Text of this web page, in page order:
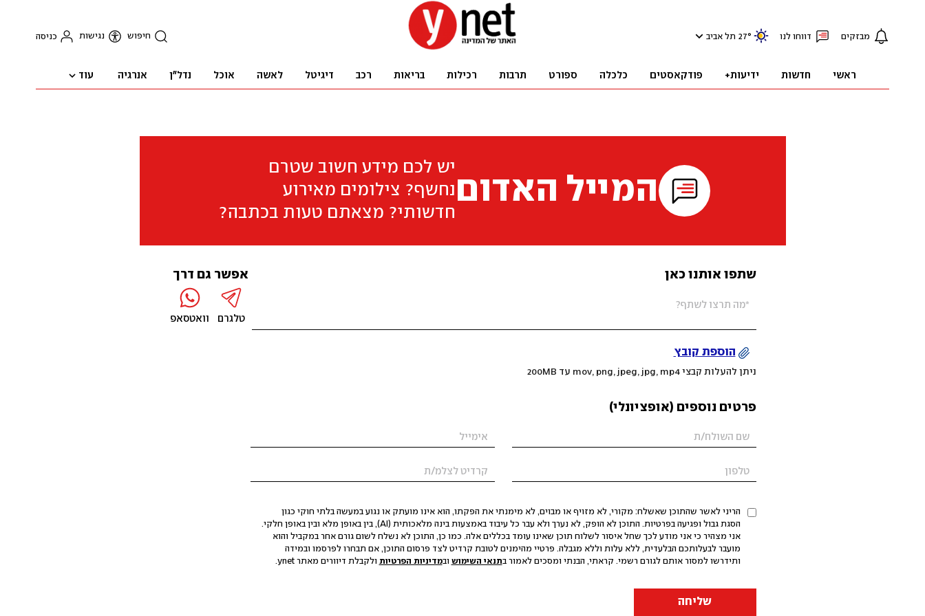
מבזקים דווחו לנו 27° תל אביב חיפוש נגישות כניסה
ראשי חדשות ידיעות+ פודקאסטים כלכלה ספורט תרבות רכילות בריאות רכב דיגיטל לאשה אוכל נדל"ן אנרגיה עוד
המייל האדום
יש לכם מידע חשוב שטרם
נחשף? צילומים מאירוע
חדשותי? מצאתם טעות בכתבה?
שתפו אותנו כאן
הוספת קובץ
ניתן להעלות קבצי mov, png, jpeg, jpg, mp4 עד 200MB
פרטים נוספים (אופציונלי)
הריני לאשר שהתוכן שאשלח: מקורי, לא מזויף או מבוים, לא מימנתי את הפקתו, הוא אינו מועתק או נגוע במעשה בלתי חוקי כגון
הסגת גבול ופגיעה בפרטיות. התוכן לא הופק, לא נערך ולא עבר כל עיבוד באמצעות בינה מלאכותית (AI), בין באופן מלא ובין באופן חלקי.
אני מצהיר כי אני מודע לכך שחל איסור לשלוח תוכן שאינו עומד בכללים אלה. כמו כן, התוכן לא נשלח לשום גורם אחר במקביל והוא
מועבר לבעלותכם הבלעדית, ללא עלות וללא מגבלה. פרטיי מהימנים לטובת קרדיט לצד פרסום התוכן, אם תבחרו לפרסמו ובמידה
ותידרשו למסור אותם לגורם רשמי. קראתי, הבנתי ומסכים לאמור בתנאי השימוש ובמדיניות הפרטיות ולקבלת דיוורים מאתר ynet.
שליחה
אפשר גם דרך
טלגרם וואטסאפ